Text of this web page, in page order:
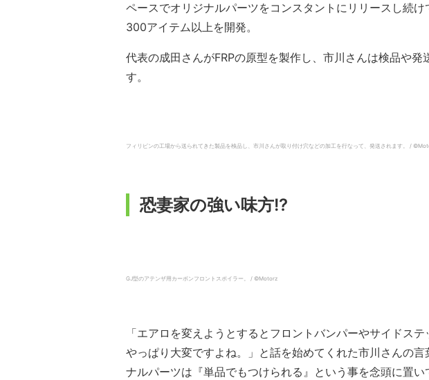
ペースでオリジナルパーツをコンスタントにリリースし続け
300アイテム以上を開発。
代表の成田さんがFRPの原型を製作し、市川さんは検品や発
す。
フィリピンの工場から送られてきた製品を検品し、市川さんが取り付け穴などの加工を行なって、発送されます。 /
恐妻家の強い味方!?
GJ型のアテンザ用カーボンフロントスポイラー。 / ©︎Motorz
「エアロを変えようとするとフロントバンパーやサイドス
やっぱり大変ですよね。」と話を始めてくれた市川さんの
ナルパーツは『単品でもつけられる』という事を念頭に置い